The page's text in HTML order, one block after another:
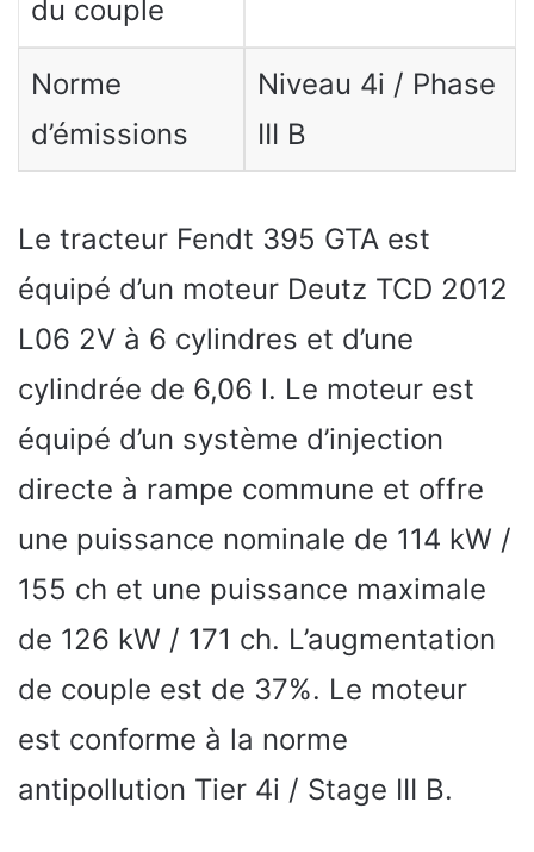
du couple
Norme
d’émissions
Niveau 4i / Phase
III B
Le tracteur Fendt 395 GTA est
équipé d’un moteur Deutz TCD 2012
L06 2V à 6 cylindres et d’une
cylindrée de 6,06 l. Le moteur est
équipé d’un système d’injection
directe à rampe commune et offre
une puissance nominale de 114 kW /
155 ch et une puissance maximale
de 126 kW / 171 ch. L’augmentation
de couple est de 37%. Le moteur
est conforme à la norme
antipollution Tier 4i / Stage III B.